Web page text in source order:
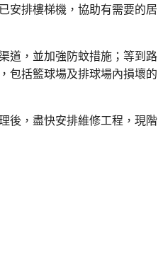
安排樓梯機，協助有需要的居
道，並加強防蚊措施；等到路
包括籃球場及排球場內損壞的
後，盡快安排維修工程，現階